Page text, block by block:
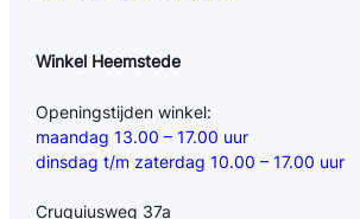
Winkel Heemstede
Openingstijden winkel:
maandag 13.00 – 17.00 uur
dinsdag t/m zaterdag 10.00 – 17.00 uur
Cruquiusweg 37a